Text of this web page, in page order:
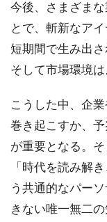
今後、さまざま
とで、斬新なア
短期間で生み出さ
そして市場環境
こうした中、企
巻き起こすか、
が重要となる。
「時代を読み解
う共通的なパー
きない唯一無二